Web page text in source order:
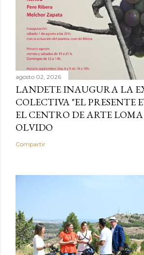
agosto 02, 2026
LANDETE INAUGURA LA
COLECTIVA "EL PRESENTE
EL CENTRO DE ARTE
OLVIDO
Compartir